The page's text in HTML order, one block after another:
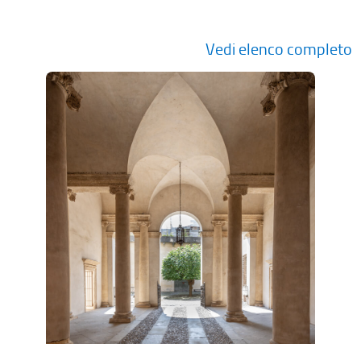
Vedi elenco completo